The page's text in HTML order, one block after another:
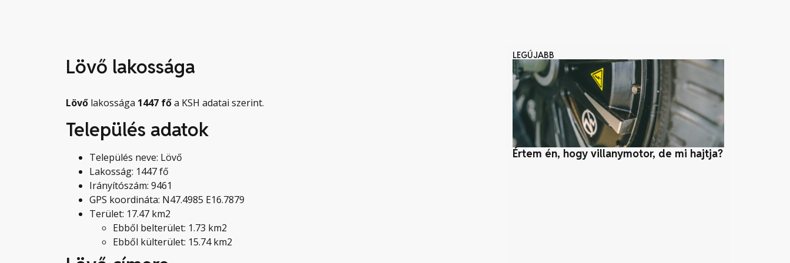
Lövő lakossága
Lövő lakossága 1447 főa KSH adatai szerint.
Település adatok
Település neve: Lövő
Lakosság: 1447 fő
Irányítószám: 9461
GPS koordináta: N47.4985 E16.7879
Terület: 17.47 km2
Ebből belterület: 1.73 km2
Ebből külterület: 15.74 km2
LEGÚJABB
Értem én, hogy villanymotor, de mi hajtja?